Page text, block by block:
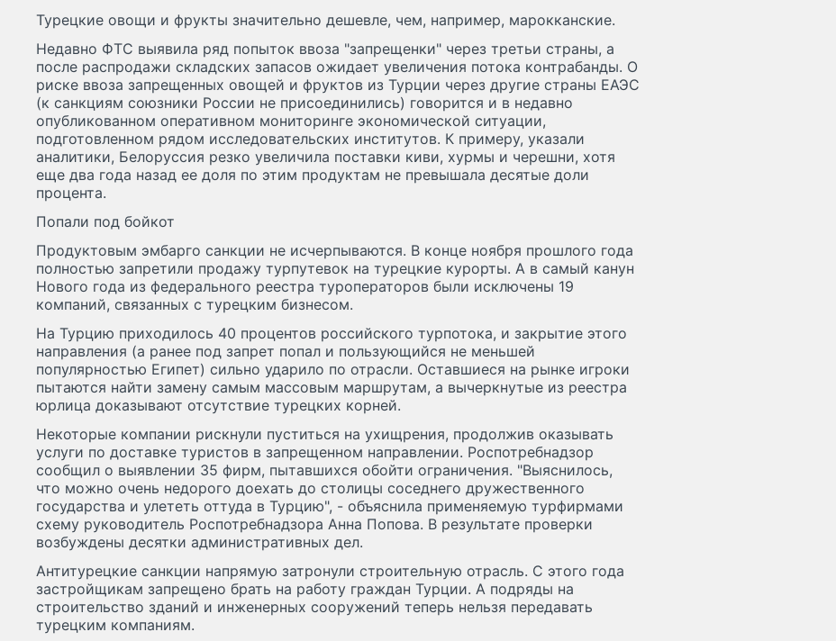
Турецкие овощи и фрукты значительно дешевле, чем, например, марокканские.
Недавно ФТС выявила ряд попыток ввоза "запрещенки" через третьи страны, а
после распродажи складских запасов ожидает увеличения потока контрабанды. О
риске ввоза запрещенных овощей и фруктов из Турции через другие страны ЕАЭС
(к санкциям союзники России не присоединились) говорится и в недавно
опубликованном оперативном мониторинге экономической ситуации,
подготовленном рядом исследовательских институтов. К примеру, указали
аналитики, Белоруссия резко увеличила поставки киви, хурмы и черешни, хотя
еще два года назад ее доля по этим продуктам не превышала десятые доли
процента.
Попали под бойкот
Продуктовым эмбарго санкции не исчерпываются. В конце ноября прошлого года
полностью запретили продажу турпутевок на турецкие курорты. А в самый канун
Нового года из федерального реестра туроператоров были исключены 19
компаний, связанных с турецким бизнесом.
На Турцию приходилось 40 процентов российского турпотока, и закрытие этого
направления (а ранее под запрет попал и пользующийся не меньшей
популярностью Египет) сильно ударило по отрасли. Оставшиеся на рынке игроки
пытаются найти замену самым массовым маршрутам, а вычеркнутые из реестра
юрлица доказывают отсутствие турецких корней.
Некоторые компании рискнули пуститься на ухищрения, продолжив оказывать
услуги по доставке туристов в запрещенном направлении. Роспотребнадзор
сообщил о выявлении 35 фирм, пытавшихся обойти ограничения. "Выяснилось,
что можно очень недорого доехать до столицы соседнего дружественного
государства и улететь оттуда в Турцию", - объяснила применяемую турфирмами
схему руководитель Роспотребнадзора Анна Попова. В результате проверки
возбуждены десятки административных дел.
Антитурецкие санкции напрямую затронули строительную отрасль. С этого года
застройщикам запрещено брать на работу граждан Турции. А подряды на
строительство зданий и инженерных сооружений теперь нельзя передавать
турецким компаниям.